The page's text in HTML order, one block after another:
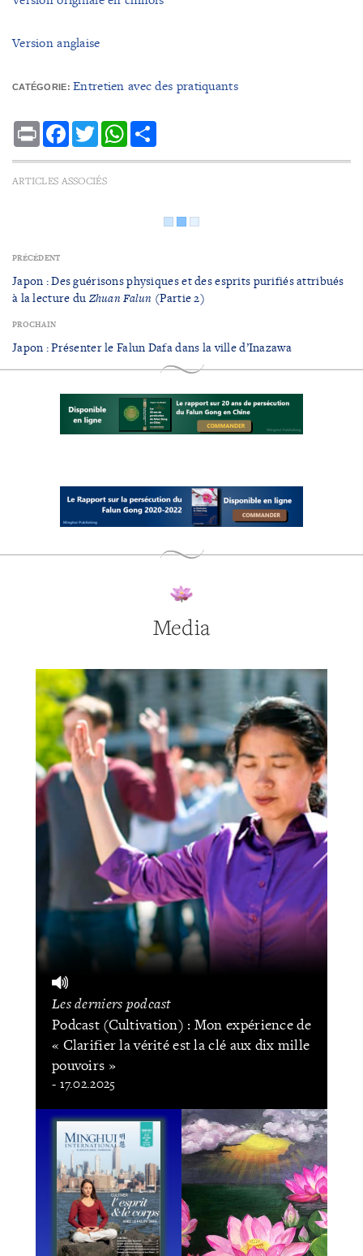
Version anglaise
CATÉGORIE: Entretien avec des pratiquants
Print FacebookTwitterWhatsApp
ARTICLES ASSOCIÉS
PRÉCÉDENT
Japon : Des guérisons physiques et des esprits purifiés attribués
à la lecture du Zhuan Falun (Partie 2)
PROCHAIN
Japon : Présenter le Falun Dafa dans la ville d’Inazawa
Media
Les derniers podcast
Podcast (Cultivation) : Mon expérience de
« Clarifier la vérité est la clé aux dix mille
pouvoirs »
- 17.02.2025